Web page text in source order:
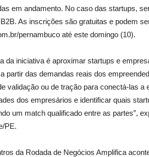
em andamento. No caso das startups,
As inscrições são gratuitas e podem
pernambuco até este domingo (10).
da iniciativa é aproximar startups e
partir das demandas reais dos
validação ou de tração para conectá-las
dos empresários e identificar quais
um match qualificado entre as partes”,
PE.
da Rodada de Negócios Amplifica